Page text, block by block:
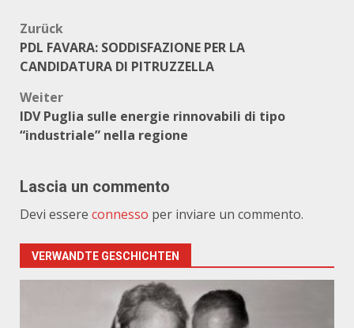
Beitragsnavigation
Zurück
PDL FAVARA: SODDISFAZIONE PER LA
CANDIDATURA DI PITRUZZELLA
Weiter
IDV Puglia sulle energie rinnovabili di tipo
“industriale” nella regione
Lascia un commento
Devi essere connesso per inviare un commento.
VERWANDTE GESCHICHTEN